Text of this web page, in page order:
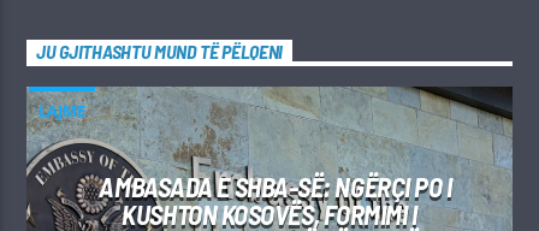
JU GJITHASHTU MUND TË PËLQENI
LAJME
AMBASADA E SHBA-SË: NGËRÇI PO I
KUSHTON KOSOVËS, FORMIMI I